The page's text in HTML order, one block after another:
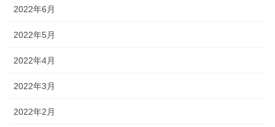
2022年6月
2022年5月
2022年4月
2022年3月
2022年2月